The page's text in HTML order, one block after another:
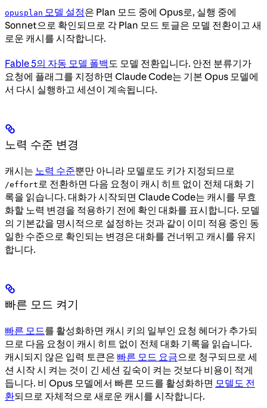
opusplan 모델 설정은 Plan 모드 중에 Opus로, 실행 중에
Sonnet으로 확인되므로 각 Plan 모드 토글은 모델 전환이고 새
로운 캐시를 시작합니다.
Fable 5의 자동 모델 폴백 도 모델 전환입니다. 안전 분류기가
요청에 플래그를 지정하면 Claude Code는 기본 Opus 모델에
서 다시 실행하고 세션이 계속됩니다.
노력 수준 변경
캐시는 노력 수준뿐만 아니라 모델로도 키가 지정되므로
/effort 로 전환하면 다음 요청이 캐시 히트 없이 전체 대화 기
록을 읽습니다. 대화가 시작되면 Claude Code는 캐시를 무효
화할 노력 변경을 적용하기 전에 확인 대화를 표시합니다. 모델
의 기본값을 명시적으로 설정하는 것과 같이 이미 적용 중인 동
일한 수준으로 확인되는 변경은 대화를 건너뛰고 캐시를 유지
합니다.
빠른 모드 켜기
빠른 모드를 활성화하면 캐시 키의 일부인 요청 헤더가 추가되
므로 다음 요청이 캐시 히트 없이 전체 대화 기록을 읽습니다.
캐시되지 않은 입력 토큰은 빠른 모드 요금으로 청구되므로 세
션 시작 시 켜는 것이 긴 세션 깊숙이 켜는 것보다 비용이 적게
듭니다. 비 Opus 모델에서 빠른 모드를 활성화하면 모델도 전
환되므로 자체적으로 새로운 캐시를 시작합니다.